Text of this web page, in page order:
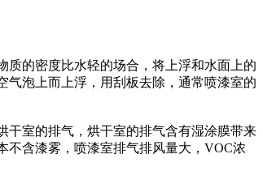
的密度比水轻的场合，将上浮和水面上的
气泡上而上浮，用刮板去除，通常喷漆室的
室的排气，烘干室的排气含有湿涂膜带来
不含漆雾，喷漆室排气排风量大，VOC浓